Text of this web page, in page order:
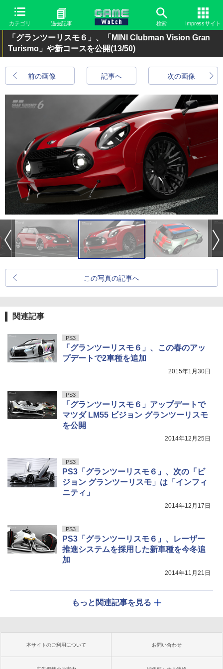
カテゴリ 過去記事 検索 Impressサイト
「グランツーリスモ６」、「MINI Clubman Vision Gran
Turismo」や新コースを公開(13/50)
前の画像 次の画像
記事へ
この写真の記事へ
関連記事
PS3
「グランツーリスモ６」、この春のアッ
プデートで2車種を追加
2015年1月30日
PS3
「グランツーリスモ６」アップデートで
マツダ LM55 ビジョン グランツーリスモ
を公開
2014年12月25日
PS3
PS3「グランツーリスモ６」、次の「ビ
ジョン グランツーリスモ」は「インフィ
ニティ」
2014年12月17日
PS3
PS3「グランツーリスモ６」、レーザー
推進システムを採用した新車種を今冬追
加
2014年11月21日
もっと関連記事を見る
本サイトのご利用について お問い合わせ